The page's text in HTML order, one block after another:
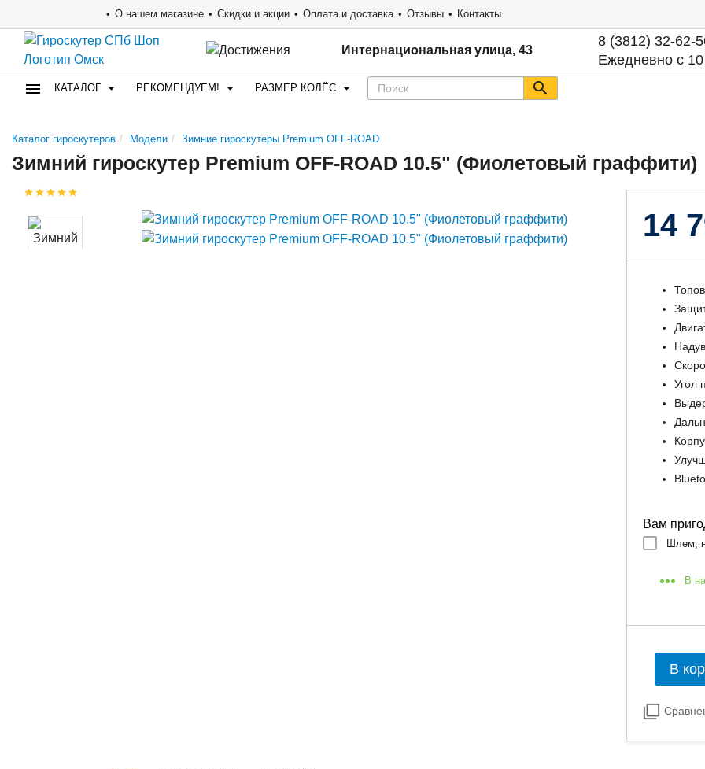
О нашем магазине Скидки и акции Оплата и доставка Отзывы Контакты
Интернациональная улица, 43
8 (3812) 32-62-
Ежедневно с
КАТАЛОГ РЕКОМЕНДУЕМ! РАЗМЕР КОЛЁС
Каталог гироскутеров Модели Зимние гироскутеры Premium OFF-ROAD
Зимний гироскутер Premium OFF-ROAD 10.5" (Фиолетовый граффити)
14
Угол
Вам
Шлем,
В
В